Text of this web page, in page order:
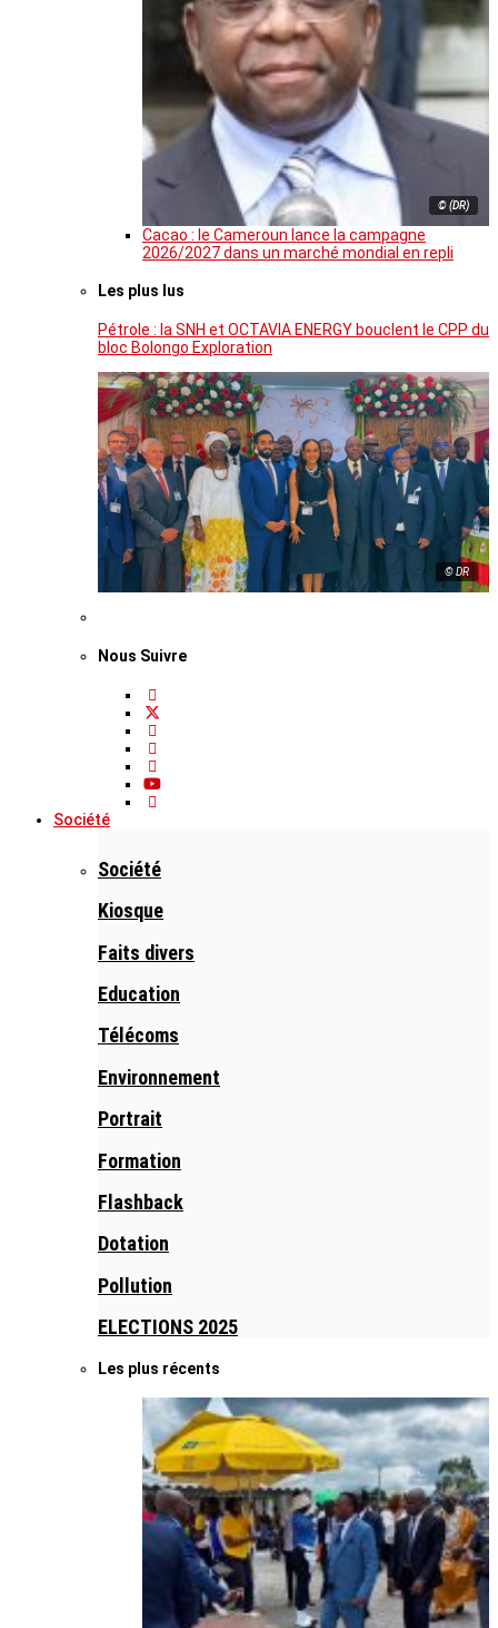
© (DR)
Cacao : le Cameroun lance la campagne
2026/2027 dans un marché mondial en repli
Les plus lus
Pétrole : la SNH et OCTAVIA ENERGY bouclent le CPP du
bloc Bolongo Exploration
© DR
Nous Suivre
Société
Société
Kiosque
Faits divers
Education
Télécoms
Environnement
Portrait
Formation
Flashback
Dotation
Pollution
ELECTIONS 2025
Les plus récents